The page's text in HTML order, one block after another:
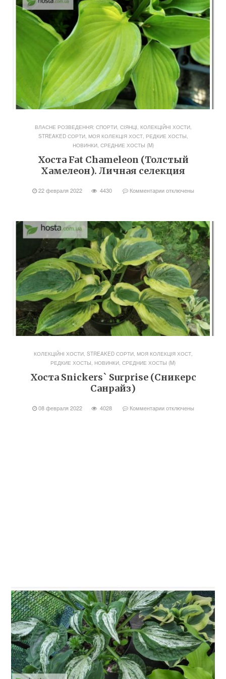
ВЛАСНЕ РОЗВЕДЕННЯ: СПОРТИ, СІЯНЦІ КОЛЕКЦІЙНІ ХОСТИ,
STREAKED СОРТИ, МОЯ КОЛЕКЦІЯ ХОСТ, РЕДКИЕ ХОСТЫ,
НОВИНКИ, СРЕДНИЕ ХОСТЫ (M)
Хоста Fat Chameleon (Толстый
Хамелеон). Личная селекция
22 февраля 2022 4430 Комментарииотключены
КОЛЕКЦІЙНІ ХОСТИ, STREAKED СОРТИ, МОЯ КОЛЕКЦІЯ ХОСТ,
РЕДКИЕ ХОСТЫ, НОВИНКИ, СРЕДНИЕ ХОСТЫ (M)
Хоста Snickers` Surprise (Сникерс
Санрайз)
08 февраля 2022 4028 Комментарииотключены